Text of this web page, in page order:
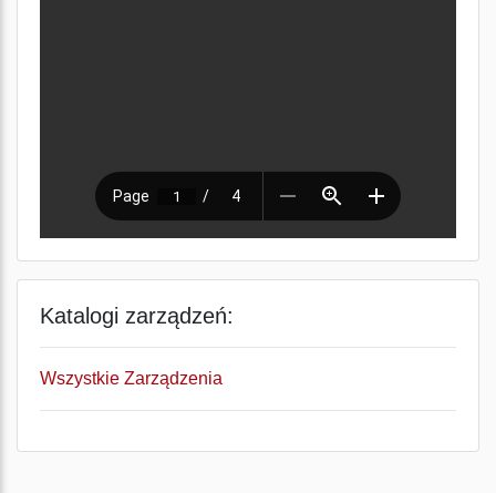
Katalogi zarządzeń:
Wszystkie Zarządzenia